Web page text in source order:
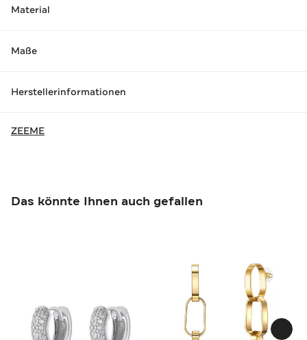
Material
Maße
Herstellerinformationen
ZEEME
Das könnte Ihnen auch gefallen